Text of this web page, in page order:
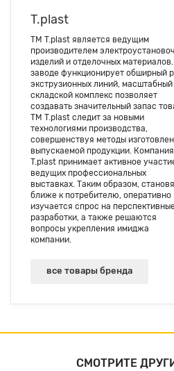
T.plast
ТМ T.plast является ведущим
производителем
изделий и отделочных
заводе функционирует обширный
экструзионных линий, масштабный
складской комплекс позволяет
создавать значительный запас
ТМ T.plast следит за новыми
технологиями производства,
совершенствуя методы
выпускаемой продукции.
T.plast принимает активное
ведущих профессиональных
выставках. Таким образом,
ближе к потребителю, оперативно
изучается спрос на перспективные
разработки, а также решаются
вопросы укрепления имиджа
компании.
все товары бренда
СМОТРИТЕ